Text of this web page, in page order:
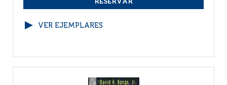
VER EJEMPLARES